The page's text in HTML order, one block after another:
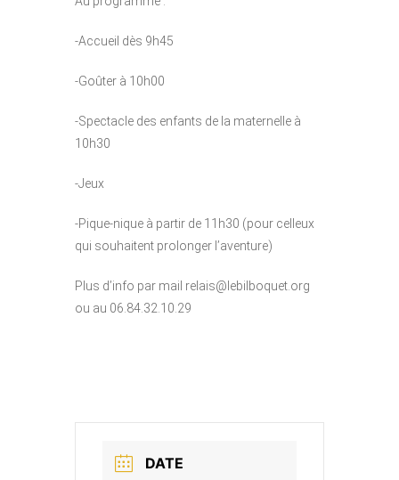
-Accueil dès 9h45
-Goûter à 10h00
-Spectacle des enfants de la maternelle à
10h30
-Jeux
-Pique-nique à partir de 11h30 (pour celleux
qui souhaitent prolonger l’aventure)
Plus d’info par mail relais@lebilboquet.org
ou au 06.84.32.10.29
DATE